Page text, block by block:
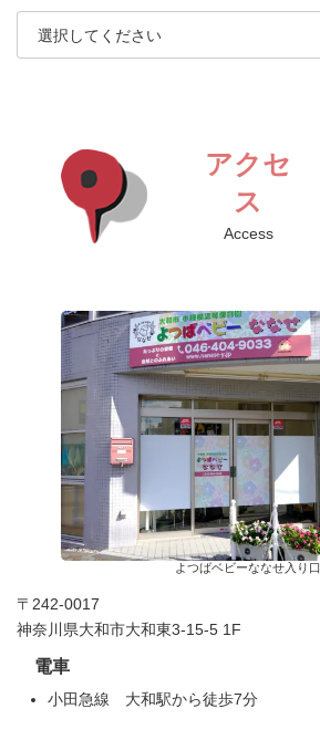
アクセ
ス
Access
よつばベビーななせ入り口
〒242-0017
神奈川県大和市大和東3-15-5 1F
電車
小田急線 大和駅から徒歩7分